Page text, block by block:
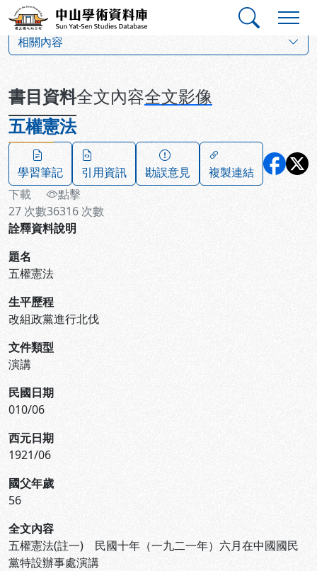
跳到主要內容
中山學術資料庫
相關內容
書目資料全文內容全文影像
五權憲法
學習筆記 引用資訊 勘誤意見
複製連結
下載
27 次數
點擊
36316 次數
詮釋資料說明
題名
五權憲法
生平歷程
改組政黨進行北伐
文件類型
演講
民國日期
010/06
西元日期
1921/06
國父年歲
56
全文內容
五權憲法(註一) 民國十年（一九二一年）六月在中國國民
黨特設辦事處演講